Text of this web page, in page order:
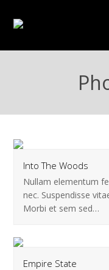
Into The Woods
Nullam elementum
nec. Suspendisse
Morbi et sem sed…
Empire State